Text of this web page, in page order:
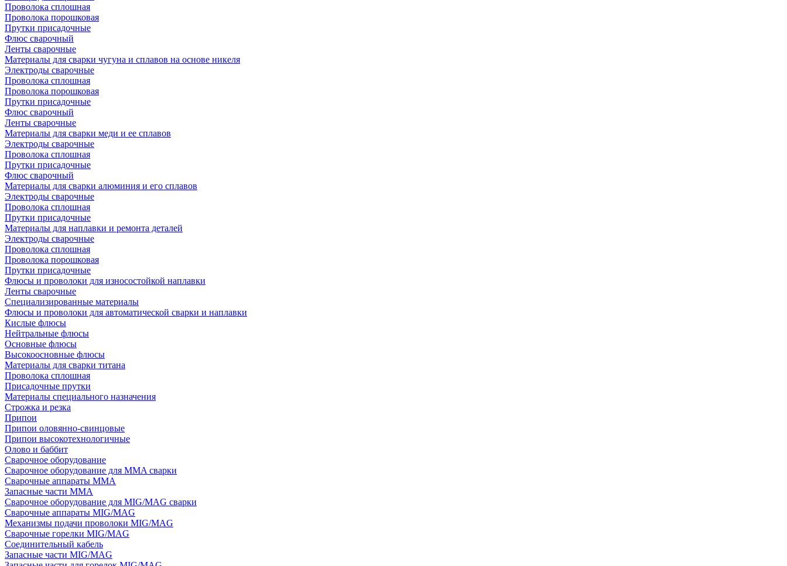
Проволока сплошная
Проволока порошковая
Прутки присадочные
Флюс сварочный
Ленты сварочные
Материалы для сварки чугуна и сплавов на основе никеля
Электроды сварочные
Проволока сплошная
Проволока порошковая
Прутки присадочные
Флюс сварочный
Ленты сварочные
Материалы для сварки меди и ее сплавов
Электроды сварочные
Проволока сплошная
Прутки присадочные
Флюс сварочный
Материалы для сварки алюминия и его сплавов
Электроды сварочные
Проволока сплошная
Прутки присадочные
Материалы для наплавки и ремонта деталей
Электроды сварочные
Проволока сплошная
Проволока порошковая
Прутки присадочные
Флюсы и проволоки для износостойкой наплавки
Ленты сварочные
Специализированные материалы
Флюсы и проволоки для автоматической сварки и наплавки
Кислые флюсы
Нейтральные флюсы
Основные флюсы
Высокоосновные флюсы
Материалы для сварки титана
Проволока сплошная
Присадочные прутки
Материалы специального назначения
Строжка и резка
Припои
Припои оловянно-свинцовые
Припои высокотехнологичные
Олово и баббит
Сварочное оборудование
Сварочное оборудование для MMA сварки
Сварочные аппараты MMA
Запасные части MMA
Сварочное оборудование для MIG/MAG сварки
Сварочные аппараты MIG/MAG
Механизмы подачи проволоки MIG/MAG
Сварочные горелки MIG/MAG
Соединительный кабель
Запасные части MIG/MAG